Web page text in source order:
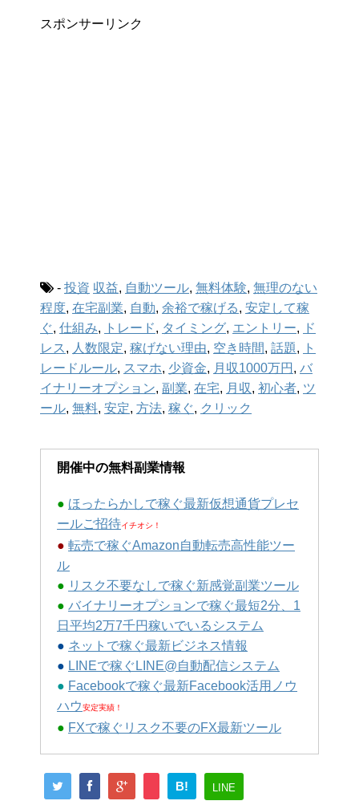
スポンサーリンク
- 投資 収益, 自動ツール, 無料体験, 無理のない
程度, 在宅副業, 自動, 余裕で稼げる, 安定して稼
ぐ, 仕組み, トレード, タイミング, エントリー, ド
レス , 人数限定, 稼げない理由, 空き時間, 話題,
ト
レードルール, スマホ, 少資金, 月収1000万円 , バ
イナリーオプション, 副業, 在宅, 月収, 初心者, ツ
ール, 無料, 安定, 方法, 稼ぐ, クリック
開催中の無料副業情報
● ほったらかしで稼ぐ最新仮想通貨プレセ
ールご招待イチオシ！
● 転売で稼ぐAmazon自動転売高性能ツー
ル
● リスク不要なしで稼ぐ新感覚副業ツール
● バイナリーオプションで稼ぐ最短2分、1
日平均2万7千円稼いでいるシステム
● ネットで稼ぐ最新ビジネス情報
● LINEで稼ぐLINE@自動配信システム
● Facebookで稼ぐ最新Facebook活用ノウ
ハウ安定実績！
● FXで稼ぐリスク不要のFX最新ツール
B! LINE